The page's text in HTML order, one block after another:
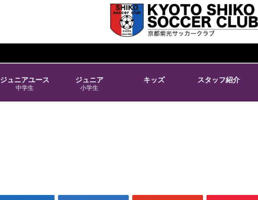
ジュニアユース
中学生
ジュニア
小学生
キッズ スタッフ紹介